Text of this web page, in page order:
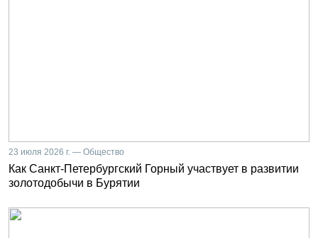
23 июля 2026 г. — Общество
Как Санкт-Петербургский Горный участвует в развитии
золотодобычи в Бурятии